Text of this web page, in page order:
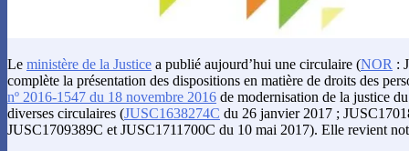
Le ministère de la Justice a publié aujourd’hui une circulaire (NOR :
complète la présentation des dispositions en matière de droits des
nº 2016-1547 du 18 novembre 2016 de modernisation de la justice
diverses circulaires (JUSC1638274C du 26 janvier 2017 ;
JUSC1709389C et JUSC1711700C du 10 mai 2017). Elle revient